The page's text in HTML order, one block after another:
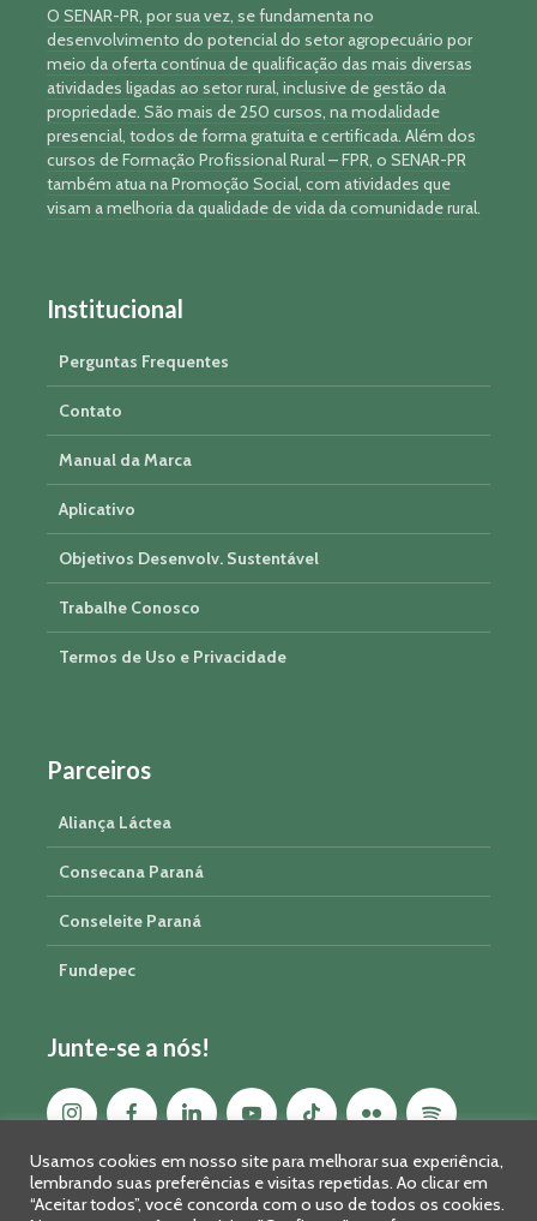
O SENAR-PR, por sua vez, se fundamenta no
desenvolvimento do potencial do setor agropecuário por
meio da oferta contínua de qualificação das mais diversas
atividades ligadas ao setor rural, inclusive de gestão da
propriedade. São mais de 250 cursos, na modalidade
presencial, todos de forma gratuita e certificada. Além dos
cursos de Formação Profissional Rural – FPR, o SENAR-PR
também atua na Promoção Social, com atividades que
visam a melhoria da qualidade de vida da comunidade rural.
Institucional
Perguntas Frequentes
Contato
Manual da Marca
Aplicativo
Objetivos Desenvolv. Sustentável
Trabalhe Conosco
Termos de Uso e Privacidade
Parceiros
Aliança Láctea
Consecana Paraná
Conseleite Paraná
Fundepec
Junte-se a nós!
Usamos cookies em nosso site para melhorar sua experiência,
lembrando suas preferências e visitas repetidas. Ao clicar em
“Aceitar todos”, você concorda com o uso de todos os cookies.